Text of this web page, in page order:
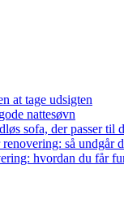
at tage udsigten
nattesøvn
sofa, der passer til
så undgår
hvordan du får